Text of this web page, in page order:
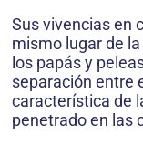
Sus vivencias en
mismo lugar de
los papás y
separación entre
característica de
penetrado en las